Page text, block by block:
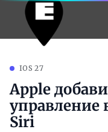
IOS 27
Apple
управление
Siri